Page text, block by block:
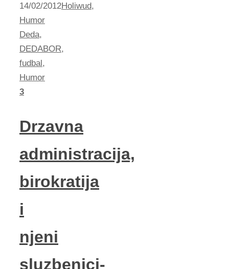
14/02/2012Holiwud,
Humor
Deda,
DEDABOR,
fudbal,
Humor
3
Drzavna
administracija,
birokratija
i
njeni
sluzbenici-